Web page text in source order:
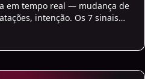
em tempo real — mudança de
intenção. Os 7 sinais